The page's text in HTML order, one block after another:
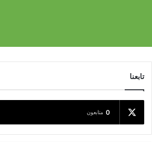
تابعنا
0 متابعون